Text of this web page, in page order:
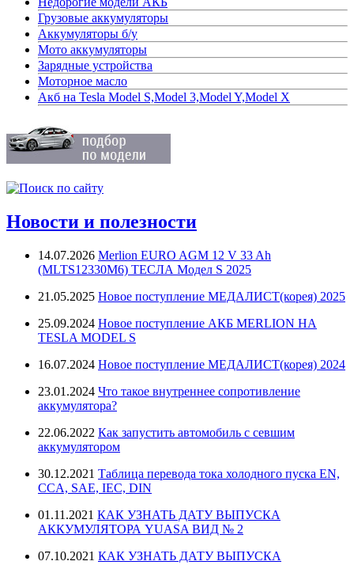
Грузовые аккумуляторы
Аккумуляторы б/у
Мото аккумуляторы
Зарядные устройства
Моторное масло
Акб на Tesla Model S,Model 3,Model Y,Model X
Новости и полезности
14.07.2026 Merlion EURO AGM 12 V 33 Ah
(MLTS12330M6) ТЕСЛА Модел S 2025
21.05.2025 Новое поступление МЕДАЛИСТ(корея) 2025
25.09.2024 Новое поступление АКБ MERLION НА
TESLA MODEL S
16.07.2024 Новое поступление МЕДАЛИСТ(корея) 2024
23.01.2024 Что такое внутреннее сопротивление
аккумулятора?
22.06.2022 Как запустить автомобиль с севшим
аккумулятором
30.12.2021 Таблица перевода тока холодного пуска EN,
CCA, SAE, IEC, DIN
01.11.2021 КАК УЗНАТЬ ДАТУ ВЫПУСКА
АККУМУЛЯТОРА YUASA ВИД № 2
07.10.2021 КАК УЗНАТЬ ДАТУ ВЫПУСКА